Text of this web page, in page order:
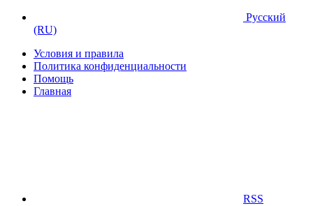
Русский
(RU)
Условия и правила
Политика конфиденциальности
Помощь
Главная
RSS